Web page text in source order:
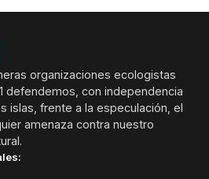
organizaciones ecologistas
defendemos, con independencia
islas, frente a la especulación, el
amenaza contra nuestro